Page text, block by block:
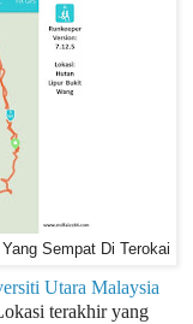
Sempat Di Terokai
Utara Malaysia
terakhir yang